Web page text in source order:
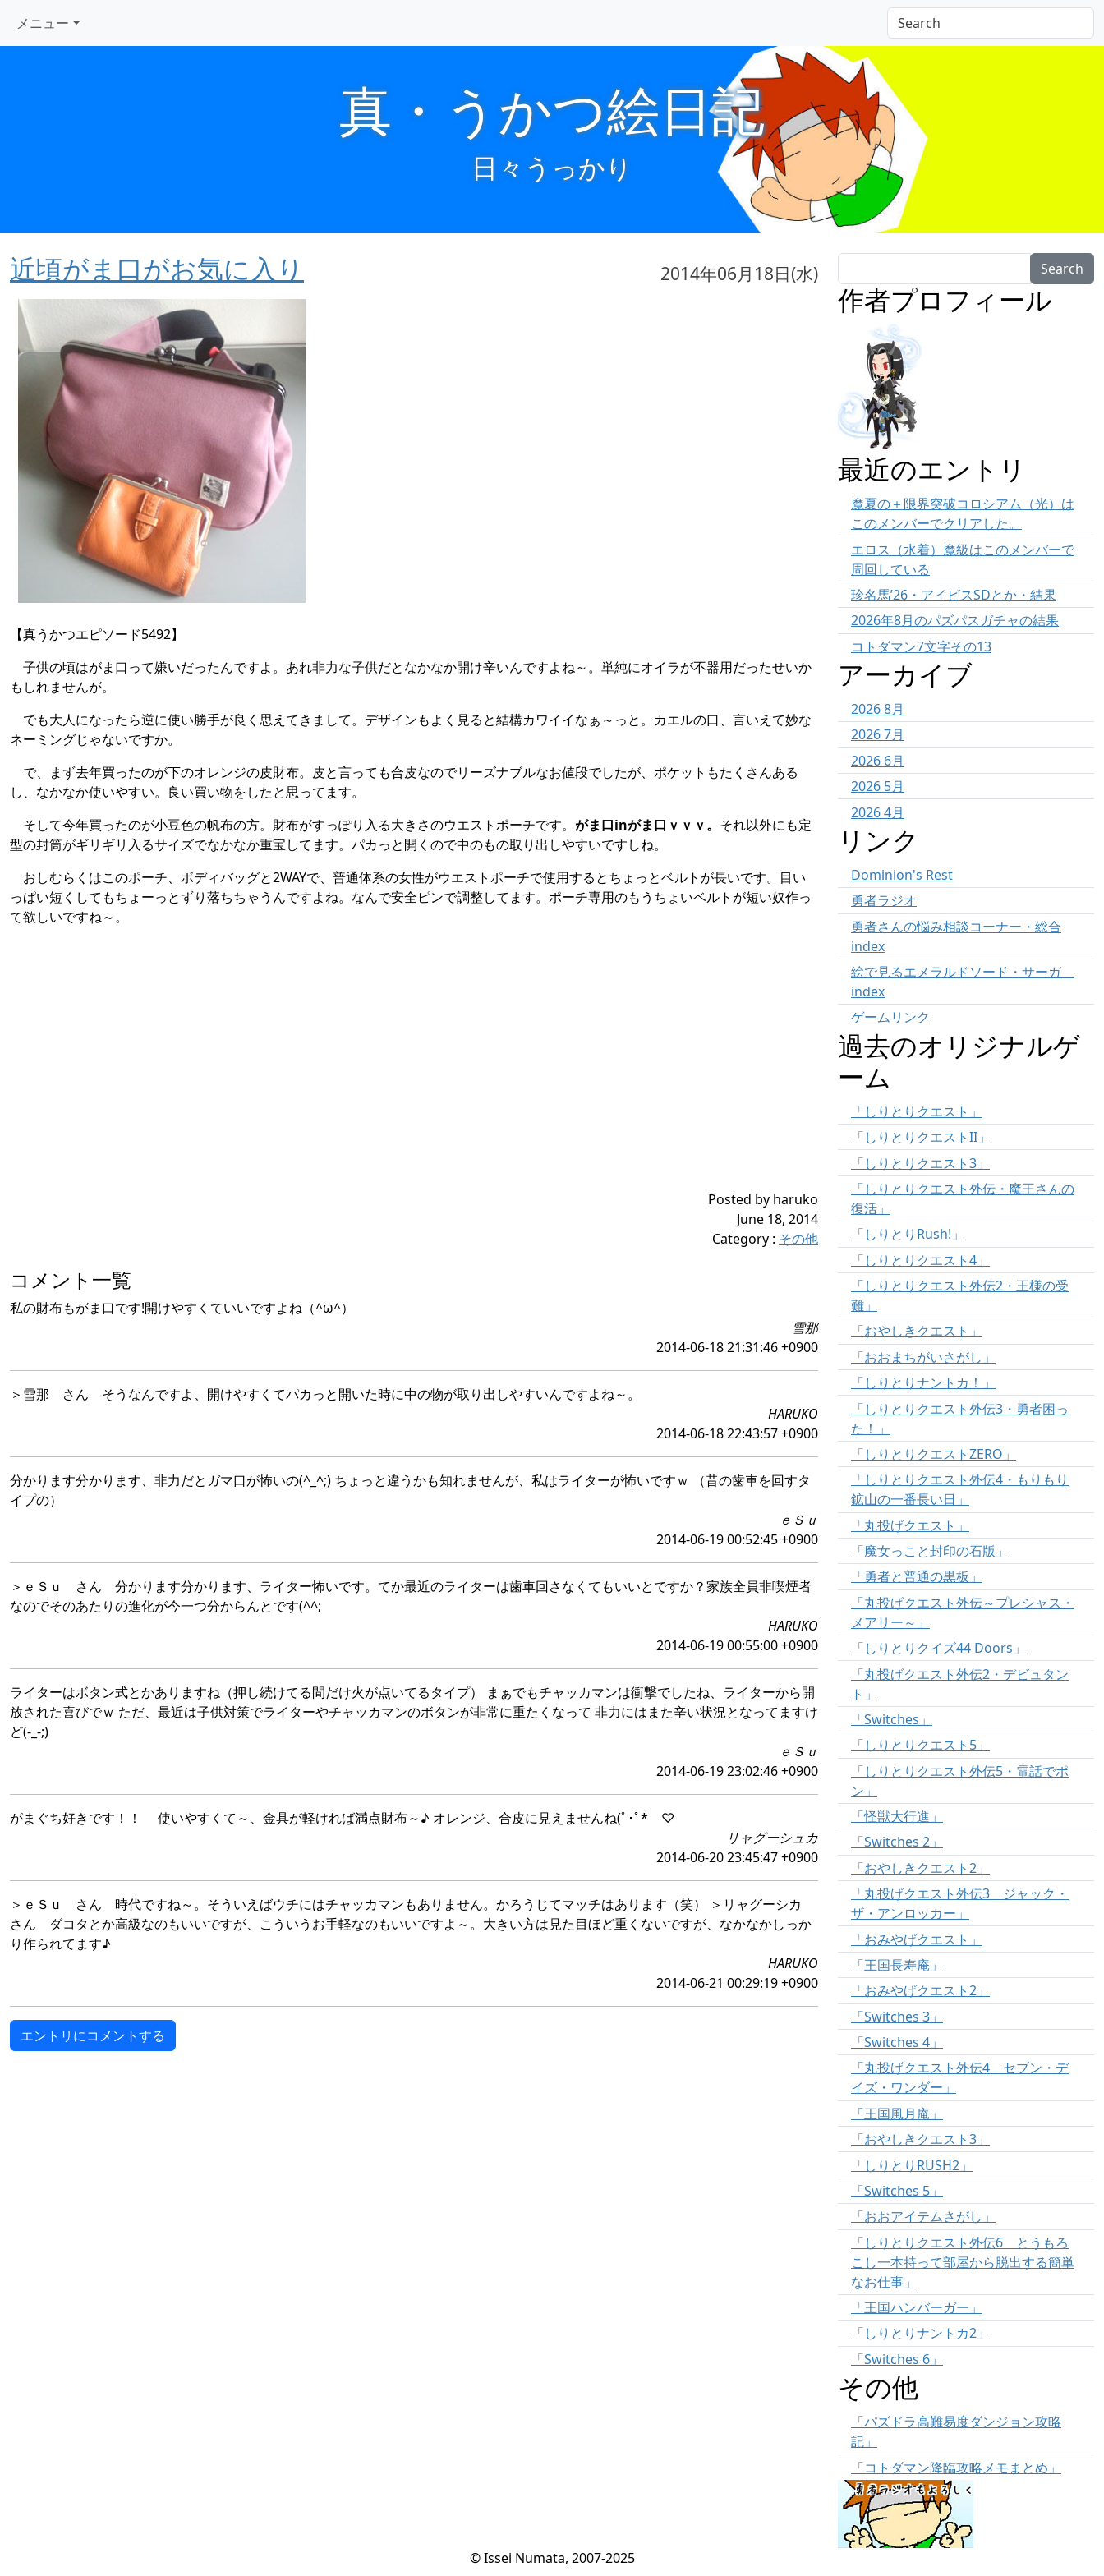
メニュー
真・うかつ絵日記
日々うっかり
近頃がま口がお気に入り 2014年06月18日(水)
【真うかつエピソード5492】
子供の頃はがま口って嫌いだったんですよ。あれ非力な子供だとなかなか開け辛いんですよね～。単純にオイラが不器用だったせいか
もしれませんが。
でも大人になったら逆に使い勝手が良く思えてきまして。デザインもよく見ると結構カワイイなぁ～っと。カエルの口、言いえて妙な
ネーミングじゃないですか。
で、まず去年買ったのが下のオレンジの皮財布。皮と言っても合皮なのでリーズナブルなお値段でしたが、ポケットもたくさんある
し、なかなか使いやすい。良い買い物をしたと思ってます。
そして今年買ったのが小豆色の帆布の方。財布がすっぽり入る大きさのウエストポーチです。 がま口inがま口ｖｖｖ。 それ以外にも定
型の封筒がギリギリ入るサイズでなかなか重宝してます。パカっと開くので中のもの取り出しやすいですしね。
おしむらくはこのポーチ、ボディバッグと2WAYで、普通体系の女性がウエストポーチで使用するとちょっとベルトが長いです。目い
っぱい短くしてもちょーっとずり落ちちゃうんですよね。なんで安全ピンで調整してます。ポーチ専用のもうちょいベルトが短い奴作っ
て欲しいですね～。
Posted by haruko
June 18, 2014
Category : その他
コメント一覧
私の財布もがま口です!開けやすくていいですよね（^ω^）
雪那
2014-06-18 21:31:46 +0900
＞雪那 さん そうなんですよ、開けやすくてパカっと開いた時に中の物が取り出しやすいんですよね～。
HARUKO
2014-06-18 22:43:57 +0900
分かります分かります、非力だとガマ口が怖いの(^_^;) ちょっと違うかも知れませんが、私はライターが怖いですｗ （昔の歯車を回すタ
イプの）
ｅＳｕ
2014-06-19 00:52:45 +0900
＞ｅＳｕ さん 分かります分かります、ライター怖いです。てか最近のライターは歯車回さなくてもいいとですか？家族全員非喫煙者
なのでそのあたりの進化が今一つ分からんとです(^^;
HARUKO
2014-06-19 00:55:00 +0900
ライターはボタン式とかありますね（押し続けてる間だけ火が点いてるタイプ） まぁでもチャッカマンは衝撃でしたね、ライターから開
放された喜びでｗ ただ、最近は子供対策でライターやチャッカマンのボタンが非常に重たくなって 非力にはまた辛い状況となってますけ
ど(-_-;)
ｅＳｕ
2014-06-19 23:02:46 +0900
がまぐち好きです！！ 使いやすくて～、金具が軽ければ満点財布～♪ オレンジ、合皮に見えませんね(ﾟ･ﾟ* ♡
リャグーシュカ
2014-06-20 23:45:47 +0900
＞ｅＳｕ さん 時代ですね～。そういえばウチにはチャッカマンもありません。かろうじてマッチはあります（笑） ＞リャグーシカ
さん ダコタとか高級なのもいいですが、こういうお手軽なのもいいですよ～。大きい方は見た目ほど重くないですが、なかなかしっか
り作られてます♪
HARUKO
2014-06-21 00:29:19 +0900
エントリにコメントする
Search
作者プロフィール
最近のエントリ
魔夏の＋限界突破コロシアム（光）は
このメンバーでクリアした。
エロス（水着）魔級はこのメンバーで
周回している
珍名馬’26・アイビスSDとか・結果
2026年8月のパズパスガチャの結果
コトダマン7文字その13
アーカイブ
2026 8月
2026 7月
2026 6月
2026 5月
2026 4月
リンク
Dominion's Rest
勇者ラジオ
勇者さんの悩み相談コーナー・総合
index
絵で見るエメラルドソード・サーガ
index
ゲームリンク
過去のオリジナルゲ
ーム
「しりとりクエスト」
「しりとりクエストII」
「しりとりクエスト3」
「しりとりクエスト外伝・魔王さんの
復活」
「しりとりRush!」
「しりとりクエスト4」
「しりとりクエスト外伝2・王様の受
難」
「おやしきクエスト」
「おおまちがいさがし」
「しりとりナントカ！」
「しりとりクエスト外伝3・勇者困っ
た！」
「しりとりクエストZERO」
「しりとりクエスト外伝4・もりもり
鉱山の一番長い日」
「丸投げクエスト」
「魔女っこと封印の石版」
「勇者と普通の黒板」
「丸投げクエスト外伝～プレシャス・
メアリー～」
「しりとりクイズ44 Doors」
「丸投げクエスト外伝2・デビュタン
ト」
「Switches」
「しりとりクエスト5」
「しりとりクエスト外伝5・電話でポ
ン」
「怪獣大行進」
「Switches 2」
「おやしきクエスト2」
「丸投げクエスト外伝3 ジャック・
ザ・アンロッカー」
「おみやげクエスト」
「王国長寿庵」
「おみやげクエスト2」
「Switches 3」
「Switches 4」
「丸投げクエスト外伝4 セブン・デ
イズ・ワンダー」
「王国風月庵」
「おやしきクエスト3」
「しりとりRUSH2」
「Switches 5」
「おおアイテムさがし」
「しりとりクエスト外伝6 とうもろ
こし一本持って部屋から脱出する簡単
なお仕事」
「王国ハンバーガー」
「しりとりナントカ2」
「Switches 6」
その他
「パズドラ高難易度ダンジョン攻略
記」
「コトダマン降臨攻略メモまとめ」
© Issei Numata, 2007-2025